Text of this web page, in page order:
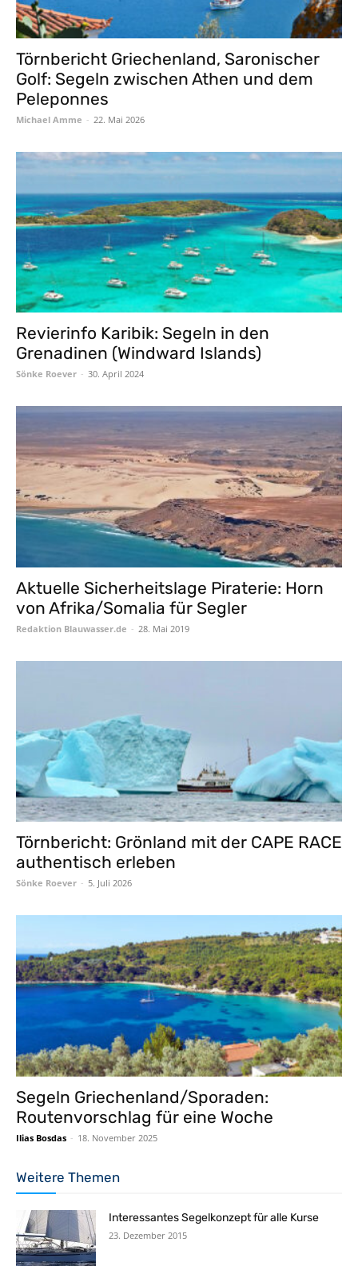
Törnbericht Griechenland, Saronischer
Golf: Segeln zwischen Athen und dem
Peleponnes
Michael Amme - 22. Mai 2026
Revierinfo Karibik: Segeln in den
Grenadinen (Windward Islands)
Sönke Roever - 30. April 2024
Aktuelle Sicherheitslage Piraterie: Horn
von Afrika/Somalia für Segler
Redaktion Blauwasser.de - 28. Mai 2019
Törnbericht: Grönland mit der CAPE RACE
authentisch erleben
Sönke Roever - 5. Juli 2026
Segeln Griechenland/Sporaden:
Routenvorschlag für eine Woche
Ilias Bosdas - 18. November 2025
Weitere Themen
Interessantes Segelkonzept für alle Kurse
23. Dezember 2015